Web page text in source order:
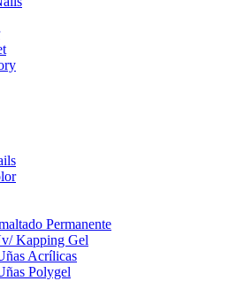
Permanente
Kapping Gel
Acrílicas
Polygel